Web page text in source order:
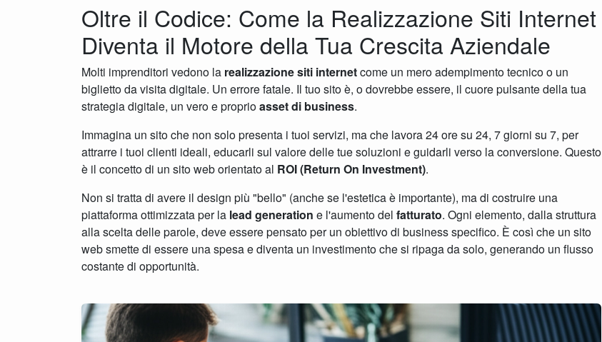
Oltre il Codice: Come la Realizzazione Siti Internet
Diventa il Motore della Tua Crescita Aziendale
Molti imprenditori vedono la realizzazione siti internetcome un mero adempimento tecnico o un
biglietto da visita digitale. Un errore fatale. Il tuo sito è, o dovrebbe essere, il cuore pulsante della tua
strategia digitale, un vero e proprioasset di business.
Immagina un sito che non solo presenta i tuoi servizi, ma che lavora 24 ore su 24, 7 giorni su 7, per
attrarre i tuoi clienti ideali, educarli sul valore delle tue soluzioni e guidarli verso la conversione. Questo
è il concetto di un sito web orientato al ROI (Return On Investment).
Non si tratta di avere il design più "bello" (anche se l'estetica è importante), ma di costruire una
piattaforma ottimizzata per la lead generation e l'aumento del fatturato. Ogni elemento, dalla struttura
alla scelta delle parole, deve essere pensato per un obiettivo di business specifico. È così che un sito
web smette di essere una spesa e diventa un investimento che si ripaga da solo, generando un flusso
costante di opportunità.